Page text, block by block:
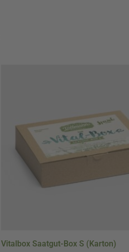
Vitalbox Saatgut-Box S (Karton)